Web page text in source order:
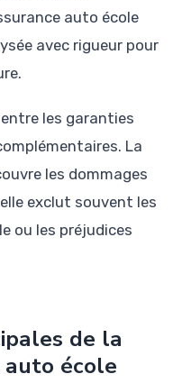
auto école
avec rigueur pour
les garanties
La
les dommages
exclut souvent les
ou les préjudices
de la
école